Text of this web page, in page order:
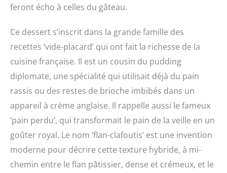
feront écho à celles du gâteau.
Ce dessert s’inscrit dans la grande famille des
recettes ‘vide-placard’ qui ont fait la richesse de la
cuisine française. Il est un cousin du pudding
diplomate, une spécialité qui utilisait déjà du pain
rassis ou des restes de brioche imbibés dans un
appareil à crème anglaise. Il rappelle aussi le fameux
‘pain perdu’, qui transformait le pain de la veille en un
goûter royal. Le nom ‘flan-clafoutis’ est une invention
moderne pour décrire cette texture hybride, à mi-
chemin entre le flan pâtissier, dense et crémeux, et le